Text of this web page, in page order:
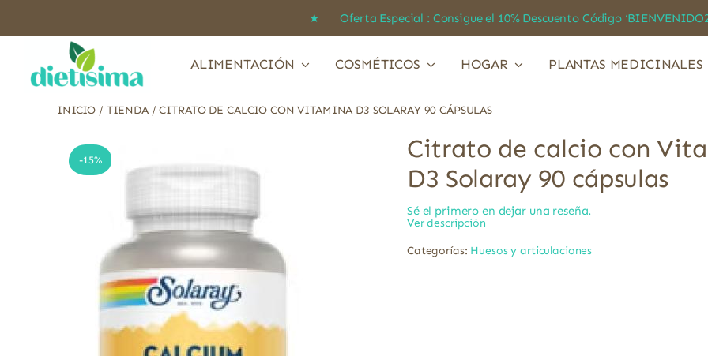
★ Oferta Especial : Consigue el 10% Descuento Código
ALIMENTACIÓN COSMÉTICOS HOGAR PLANTAS MEDICINALES
INICIO / TIENDA/CITRATO DE CALCIO CON VITAMINA D3 SOLARAY 90 CÁPSULAS
-15%
Citrato de calcio con
D3 Solaray 90 cápsulas
Sé el primero en dejar una reseña.
Ver descripción
Categorías: Huesos y articulaciones